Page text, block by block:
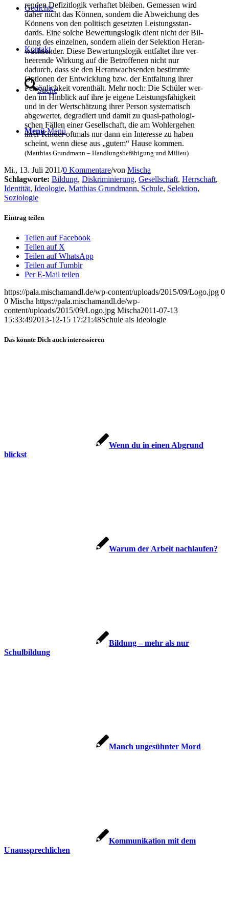
Gedich­te
Kon­takt
Suche
Menü Menü
ren­den Defi­zit­lo­gik ver­haf­tet blei­ben. Gemes­sen wird
daher nicht das Kön­nen, son­dern die Abwei­chung des
Kön­nens von den poli­tisch gesetz­ten Leis­tungs­stan­
dards. Eine sol­che Bewer­tungs­lo­gik dient nicht der Bil­
dung des ein­zel­nen, son­dern allein der Selek­ti­on Her­an­
wach­sen­der. Die­se Bewer­tungs­lo­gik ent­fal­tet ihre ver­
hee­ren­de Wir­kung auf die Betrof­fe­nen nicht nur
dadurch, dass sie den Her­an­wach­sen­den bestimm­te
Optio­nen der Ent­wick­lung bzw. der Ent­fal­tung ihrer
Per­sön­lich­keit vor­ent­hält. Mehr noch: Die Schü­ler wer­
den im Hin­blick auf ihre je eige­ne Leis­tungs­fä­hig­keit
und in der Wert­schät­zung ihrer Per­son sys­te­ma­tisch
abge­wer­tet, degra­diert und damit zu qua­si-patho­lo­gi­
schen Fäl­len einer Gesell­schaft, die am Wohl­erge­hen
ihrer Kin­der oft­mals nur dann ein Inter­es­se zu haben
scheint, wenn die­se aus „gutem“ Hau­se kommen.
(Mat­thi­as Grund­mann – Hand­lungs­be­fä­hi­gung und Milieu)
Mi., 13. Juli 2011/0 Kommentare/von Mischa
Schlagworte: Bildung, Diskriminierung, Gesellschaft, Herrschaft,
Identität, Ideologie, Matthias Grundmann, Schule, Selektion,
Soziologie
Eintrag teilen
Teilen auf Facebook
Teilen auf X
Teilen auf WhatsApp
Teilen auf Tumblr
Per E-Mail teilen
https://pala.mischamandl.de/wp-content/uploads/2015/09/Logo.jpg 0
0 Mischa https://pala.mischamandl.de/wp-
content/uploads/2015/09/Logo.jpg Mischa2011-07-13
15:33:492013-12-15 17:21:48Schu­le als Ideologie
Das könnte Dich auch interessieren
Wenn du in einen Abgrund
blickst
War­um der Arbeit nachlaufen?
Bil­dung – mehr als nur
Schulbildung
Manch unge­sühn­ter Mord
Kom­mu­ni­ka­ti­on mit dem
Unaussprechlichen